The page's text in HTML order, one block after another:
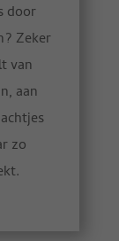
door
Zeker
van
aan
zo